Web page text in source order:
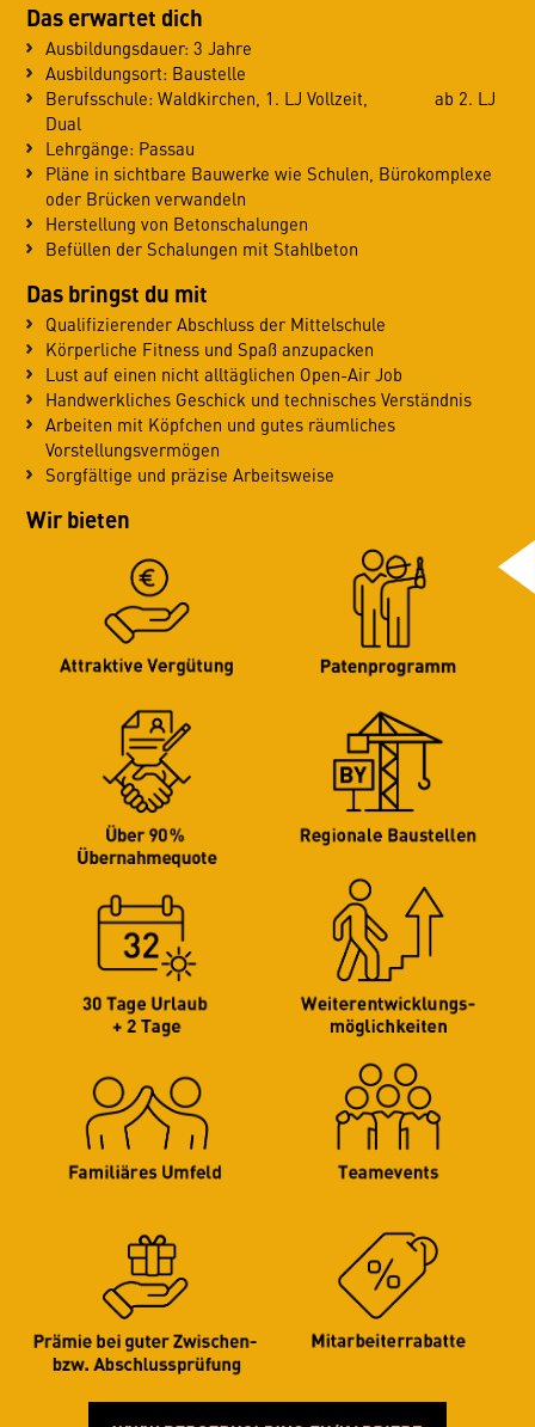
Das erwartet dich
Ausbildungsdauer: 3 Jahre
Ausbildungsort: Baustelle
Berufsschule: Waldkirchen, 1. LJ Vollzeit, ab 2. LJ
Dual
Lehrgänge: Passau
Pläne in sichtbare Bauwerke wie Schulen, Bürokomplexe
oder Brücken verwandeln
Herstellung von Betonschalungen
Befüllen der Schalungen mit Stahlbeton
Das bringst du mit
Qualifizierender Abschluss der Mittelschule
Körperliche Fitness und Spaß anzupacken
Lust auf einen nicht alltäglichen Open-Air Job
Handwerkliches Geschick und technisches Verständnis
Arbeiten mit Köpfchen und gutes räumliches
Vorstellungsvermögen
Sorgfältige und präzise Arbeitsweise
Wir bieten